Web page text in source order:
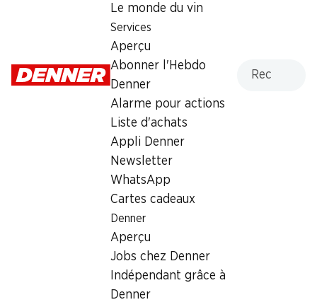
Le monde du vin
Services
Aperçu
Abonner l'Hebdo
Denner
Alarme pour actions
Liste d'achats
Appli Denner
Newsletter
WhatsApp
Cartes cadeaux
Denner
Aperçu
Jobs chez Denner
Indépendant grâce à
Denner
Jeudi
Retrait d'espèces avec la carte
postale / M-Card